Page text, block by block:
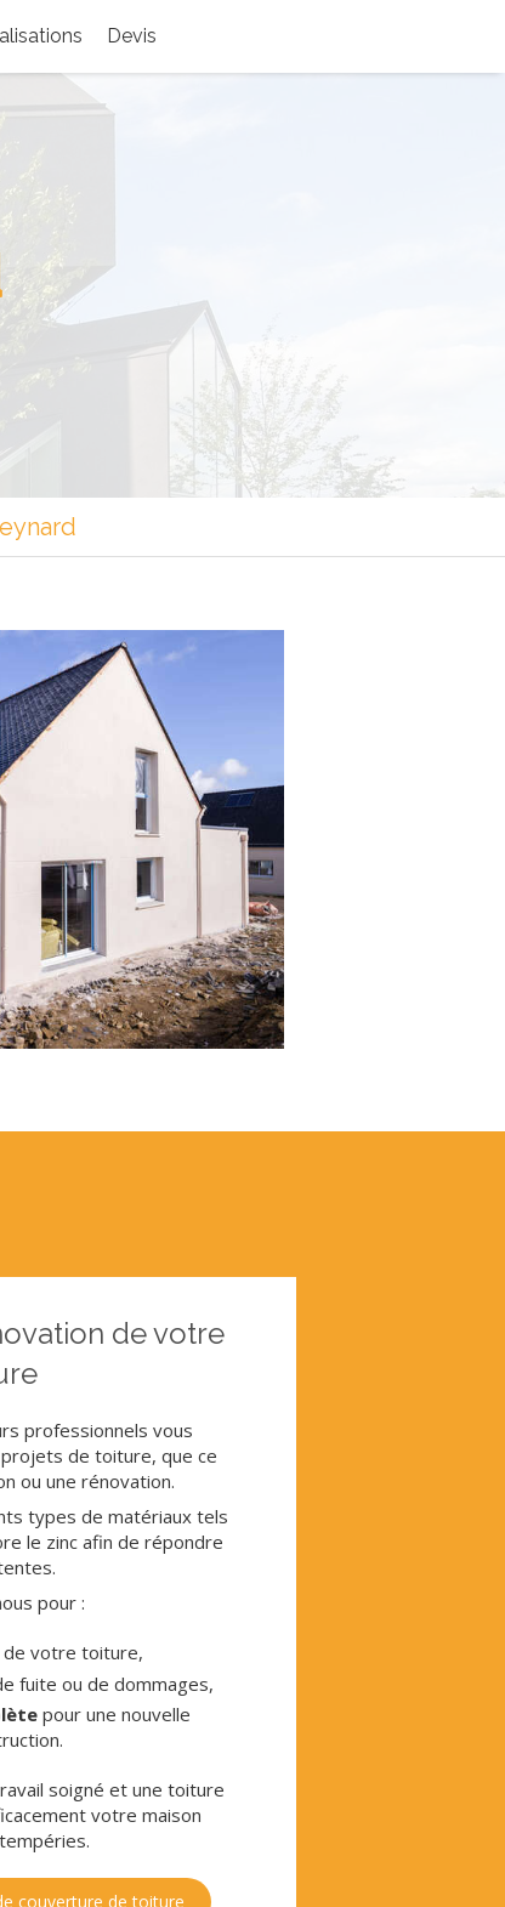
Devis
de votre
professionnels vous
de toiture, que ce
ou une rénovation.
types de matériaux tels
le zinc afin de répondre
pour :
votre toiture,
fuite ou de dommages,
pour une nouvelle
soigné et une toiture
votre maison
couverture de toiture